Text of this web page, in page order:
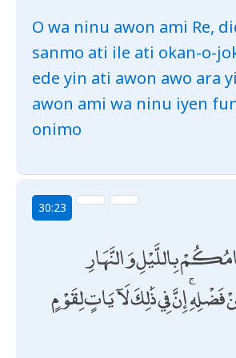
O wa ninu awon ami Re,
sanmo ati ile ati okan-o-
ede yin ati awon awo ara
awon ami wa ninu iyen
onimo
30:23
بِاللَّيْلِ وَالنَّهَارِ
إِنَّ فِي ذَٰلِكَ لَآيَاتٍ لِقَوْمٍ